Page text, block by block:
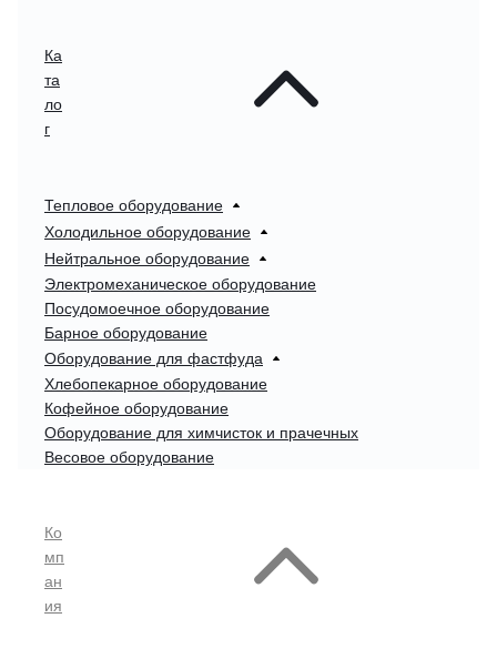
Ка
та
ло
г
Тепловое оборудование
Холодильное оборудование
Нейтральное оборудование
Электромеханическое оборудование
Посудомоечное оборудование
Барное оборудование
Оборудование для фастфуда
Хлебопекарное оборудование
Кофейное оборудование
Оборудование для химчисток и прачечных
Весовое оборудование
Ко
мп
ан
ия